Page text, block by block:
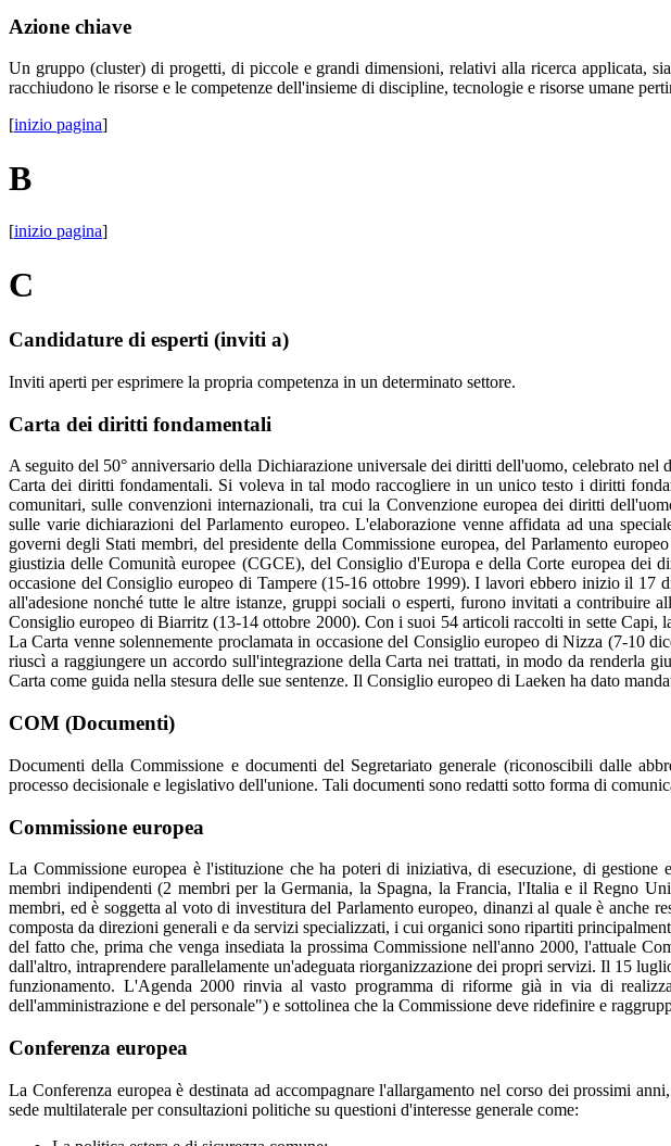
Azione chiave
Un gruppo (cluster) di progetti, di piccole e grandi dimensioni, relativi alla ricerca applicata,
racchiudono le risorse e le competenze dell'insieme di discipline, tecnologie e risorse umane
[inizio pagina]
B
[inizio pagina]
C
Candidature di esperti (inviti a)
Inviti aperti per esprimere la propria competenza in un determinato settore.
Carta dei diritti fondamentali
A seguito del 50° anniversario della Dichiarazione universale dei diritti dell'uomo, celebrato
Carta dei diritti fondamentali. Si voleva in tal modo raccogliere in un unico testo i diritti
comunitari, sulle convenzioni internazionali, tra cui la Convenzione europea dei diritti
sulle varie dichiarazioni del Parlamento europeo. L'elaborazione venne affidata ad una
governi degli Stati membri, del presidente della Commissione europea, del Parlamento
giustizia delle Comunità europee (CGCE), del Consiglio d'Europa e della Corte europea
occasione del Consiglio europeo di Tampere (15-16 ottobre 1999). I lavori ebbero inizio il
all'adesione nonché tutte le altre istanze, gruppi sociali o esperti, furono invitati a contribuire
Consiglio europeo di Biarritz (13-14 ottobre 2000). Con i suoi 54 articoli raccolti in sette Capi,
La Carta venne solennemente proclamata in occasione del Consiglio europeo di Nizza (7-10
riuscì a raggiungere un accordo sull'integrazione della Carta nei trattati, in modo da renderla
Carta come guida nella stesura delle sue sentenze. Il Consiglio europeo di Laeken ha dato
COM (Documenti)
Documenti della Commissione e documenti del Segretariato generale (riconoscibili dalle
processo decisionale e legislativo dell'unione. Tali documenti sono redatti sotto forma di
Commissione europea
La Commissione europea è l'istituzione che ha poteri di iniziativa, di esecuzione, di
membri indipendenti (2 membri per la Germania, la Spagna, la Francia, l'Italia e il Regno
membri, ed è soggetta al voto di investitura del Parlamento europeo, dinanzi al quale è anche
composta da direzioni generali e da servizi specializzati, i cui organici sono ripartiti
del fatto che, prima che venga insediata la prossima Commissione nell'anno 2000, l'attuale
dall'altro, intraprendere parallelamente un'adeguata riorganizzazione dei propri servizi. Il 15
funzionamento. L'Agenda 2000 rinvia al vasto programma di riforme già in via di
dell'amministrazione e del personale") e sottolinea che la Commissione deve ridefinire e
Conferenza europea
La Conferenza europea è destinata ad accompagnare l'allargamento nel corso dei prossimi
sede multilaterale per consultazioni politiche su questioni d'interesse generale come: